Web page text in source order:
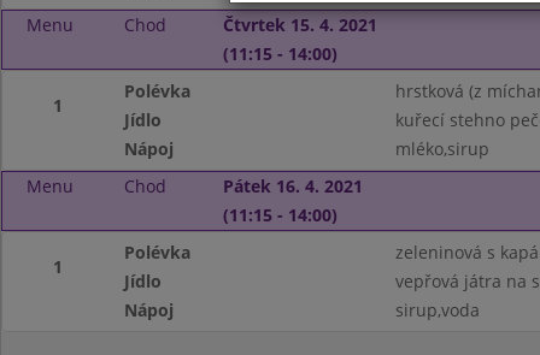
Menu
Chod
Čtvrtek 15. 4. 2021
(11:15 - 14:00)
1
Polévka
hrstková (z
Jídlo
kuřecí stehno
Nápoj
mléko,sirup
Menu
Chod
Pátek 16. 4. 2021
(11:15 - 14:00)
1
Polévka
zeleninová s
Jídlo
vepřová játra na
Nápoj
sirup,voda